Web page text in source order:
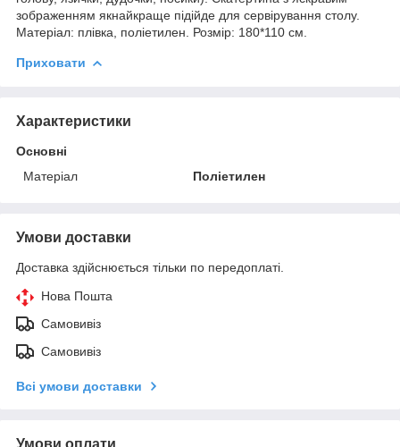
зображенням якнайкраще підійде для сервірування столу.
Матеріал: плівка, поліетилен. Розмір: 180*110 см.
Приховати
Характеристики
Основні
Матеріал
Поліетилен
Умови доставки
Доставка здійснюється тільки по передоплаті.
Нова Пошта
Самовивіз
Самовивіз
Всі умови доставки
Умови оплати